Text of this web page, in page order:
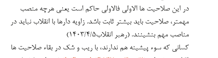
فراز مربوط به کارگزاران) و مثل قسم اول نیست که اثباتش دادگاه
صالحه بخواهد.